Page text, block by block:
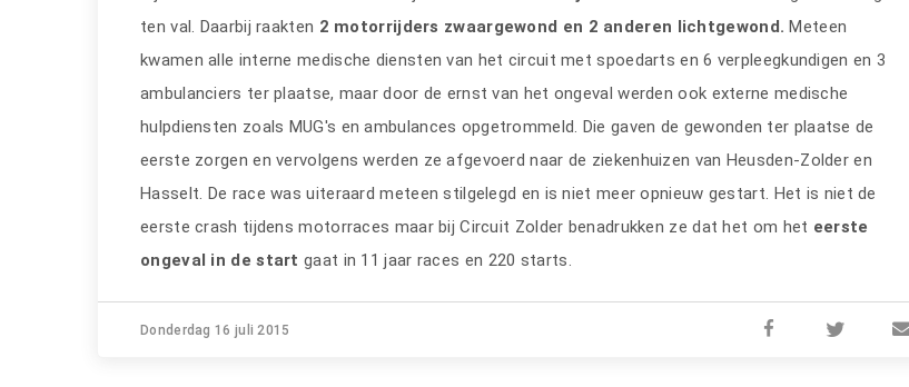
ten val. Daarbij raakten 2 motorrijders zwaargewond en 2 anderen lichtgewond. Meteen
kwamen alle interne medische diensten van het circuit met spoedarts en 6 verpleegkundigen en 3
ambulanciers ter plaatse, maar door de ernst van het ongeval werden ook externe medische
hulpdiensten zoals MUG's en ambulances opgetrommeld. Die gaven de gewonden ter plaatse de
eerste zorgen en vervolgens werden ze afgevoerd naar de ziekenhuizen van Heusden-Zolder en
Hasselt. De race was uiteraard meteen stilgelegd en is niet meer opnieuw gestart. Het is niet de
eerste crash tijdens motorraces maar bij Circuit Zolder benadrukken ze dat het om het eerste
ongeval in de start gaat in 11 jaar races en 220 starts.
Donderdag 16 juli 2015